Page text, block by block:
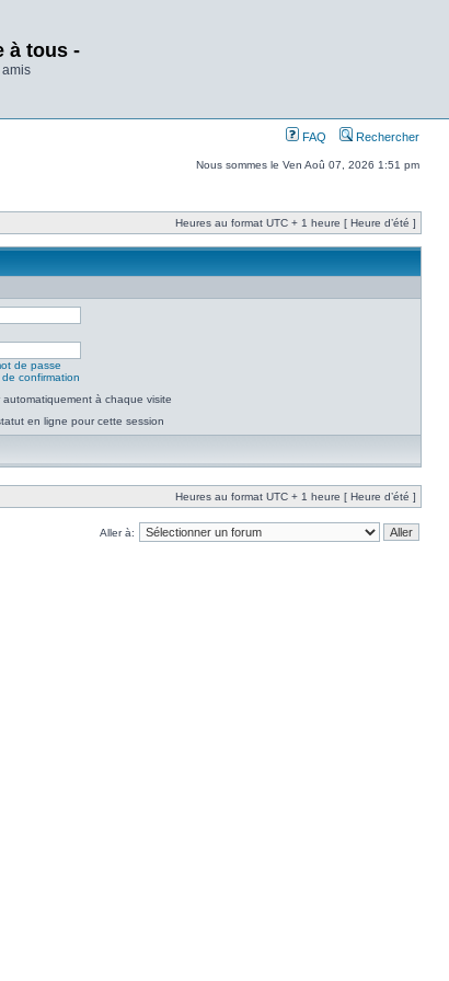
à tous -
FAQ Rechercher
Nous sommes le Ven Aoû 07, 2026 1:51 pm
Heures au format UTC + 1 heure [ Heure d’été ]
de passe
de confirmation
automatiquement à chaque visite
en ligne pour cette session
Heures au format UTC + 1 heure [ Heure d’été ]
Aller à: